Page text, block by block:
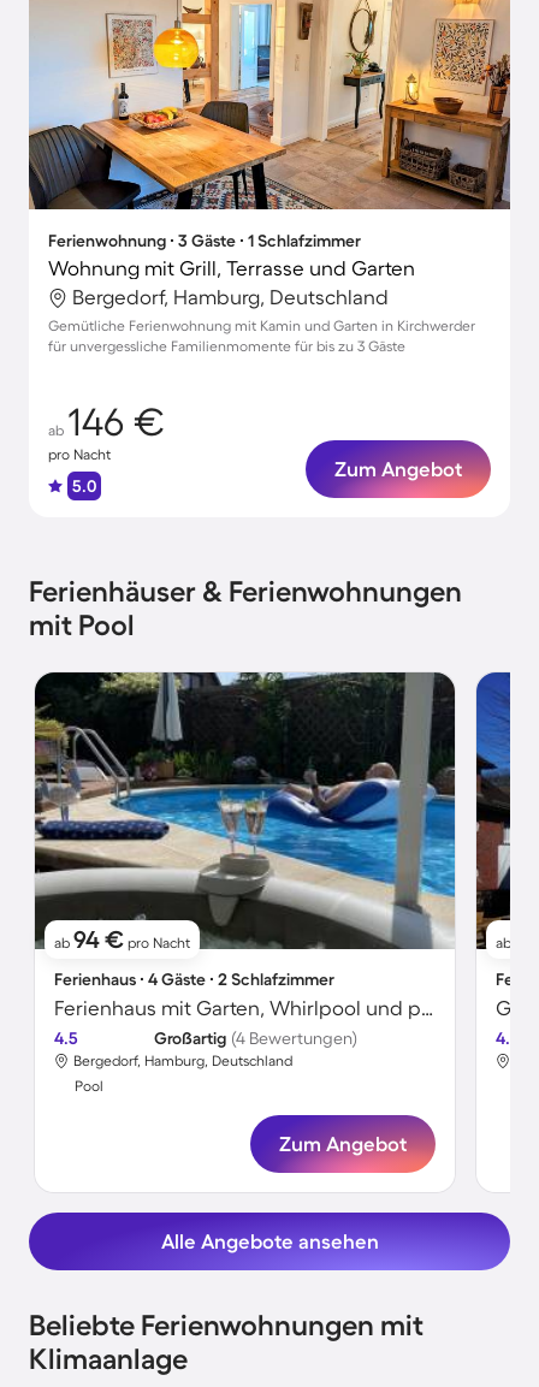
Ferienwohnung ∙ 3 Gäste ∙ 1 Schlafzimmer
Wohnung mit Grill, Terrasse und Garten
Bergedorf, Hamburg, Deutschland
Gemütliche Ferienwohnung mit Kamin und Garten in Kirchwerder
für unvergessliche Familienmomente für bis zu 3 Gäste
ab 146 €
pro Nacht
5.0
Zum Angebot
Ferienhäuser & Ferienwohnungen
mit Pool
ab 94 € pro Nacht
Ferienhaus ∙ 4 Gäste ∙ 2 Schlafzimmer
Ferienhaus mit Garten, Whirlpool und privatem Pool | Poolblick
4.5 Großartig (4 Bewertungen)
Bergedorf, Hamburg, Deutschland
Pool
Zum Angebot
ab
4.7
Alle Angebote ansehen
Beliebte Ferienwohnungen mit
Klimaanlage